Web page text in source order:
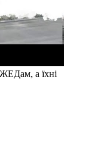
а їхні